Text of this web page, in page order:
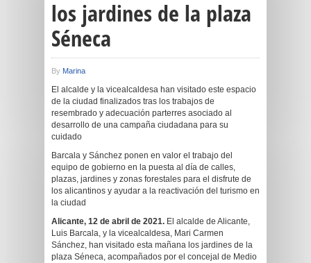
los jardines de la plaza
Séneca
By Marina
El alcalde y la vicealcaldesa han visitado este espacio
de la ciudad finalizados tras los trabajos de
resembrado y adecuación parterres asociado al
desarrollo de una campaña ciudadana para su
cuidado
Barcala y Sánchez ponen en valor el trabajo del
equipo de gobierno en la puesta al día de calles,
plazas, jardines y zonas forestales para el disfrute de
los alicantinos y ayudar a la reactivación del turismo en
la ciudad
Alicante, 12 de abril de 2021. El alcalde de Alicante,
Luis Barcala, y la vicealcaldesa, Mari Carmen
Sánchez, han visitado esta mañana los jardines de la
plaza Séneca, acompañados por el concejal de Medio